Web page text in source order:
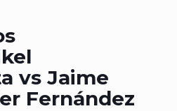
vs Jaime
Fernández